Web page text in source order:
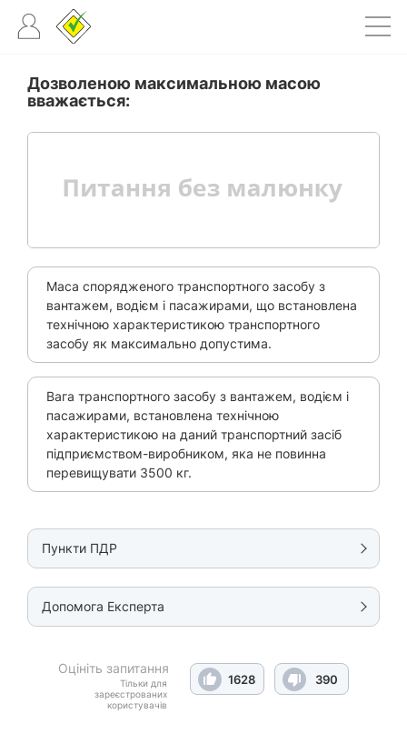
Дозволеною максимальною масою
вважається:
Маса спорядженого транспортного засобу з
вантажем, водієм і пасажирами, що встановлена
технічною характеристикою транспортного
засобу як максимально допустима.
Вага транспортного засобу з вантажем, водієм і
пасажирами, встановлена технічною
характеристикою на даний транспортний засіб
підприємством-виробником, яка не повинна
перевищувати 3500 кг.
Пункти ПДР
Допомога Експерта
Оцініть запитання
Тільки для
зареєстрованих
користувачів
1628 390